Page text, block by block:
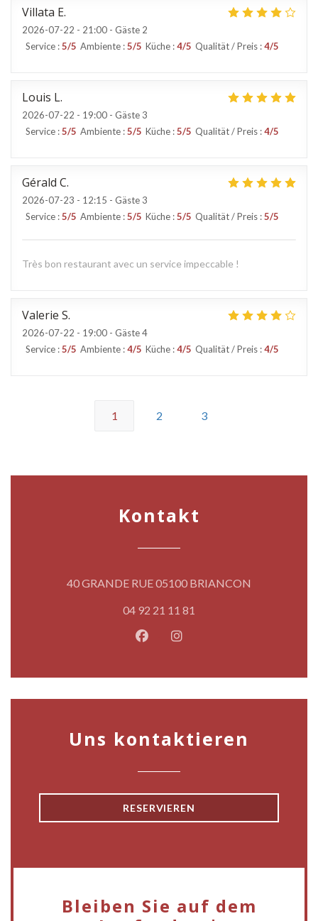
Villata E
2026-07-22 - 21:00 - Gäste 2
Service :5/5 Ambiente :5/5 Küche :4/5 Qualität / Preis :4/5
Louis L
2026-07-22 - 19:00 - Gäste 3
Service :5/5 Ambiente :5/5 Küche :5/5 Qualität / Preis :4/5
Gérald C
2026-07-23 - 12:15 - Gäste 3
Service :5/5 Ambiente :5/5 Küche :5/5 Qualität / Preis :5/5
Très bon restaurant avec un service impeccable !
Valerie S
2026-07-22 - 19:00 - Gäste 4
Service :5/5 Ambiente :4/5 Küche :4/5 Qualität / Preis :4/5
1 2 3
Kontakt
40 GRANDE RUE 05100 BRIANCON
04 92 21 11 81
Facebook ((öffnet ein neues
Instagram ((öffnet ein
Uns kontaktieren
RESERVIEREN
Bleiben Sie auf dem